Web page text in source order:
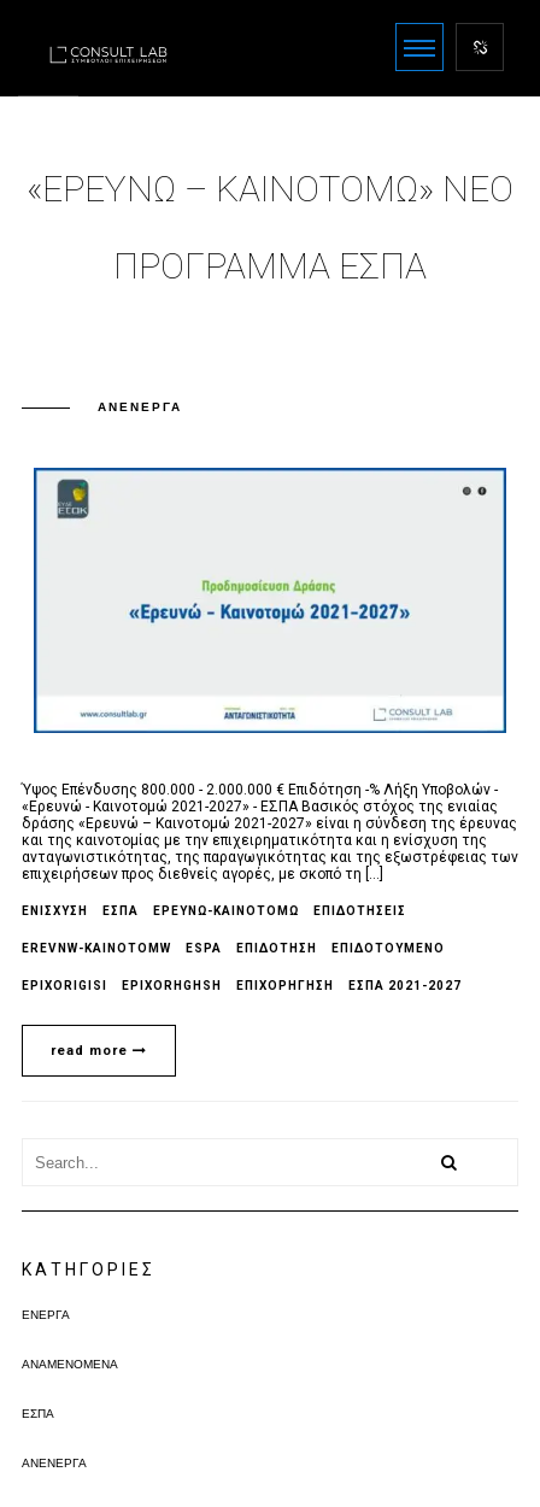
«ΕΡΕΥΝΏ – ΚΑΙΝΟΤΟΜΏ» ΝΈΟ
ΠΡΌΓΡΑΜΜΑ ΕΣΠΑ
ΑΝΕΝΕΡΓΆ
Ύψος Επένδυσης 800.000 - 2.000.000 € Επιδότηση -% Λήξη Υποβολών -
«Ερευνώ - Καινοτομώ 2021-2027» - ΕΣΠΑ Βασικός στόχος της ενιαίας
δράσης «Ερευνώ – Καινοτομώ 2021-2027» είναι η σύνδεση της έρευνας
και της καινοτομίας με την επιχειρηματικότητα και η ενίσχυση της
ανταγωνιστικότητας, της παραγωγικότητας και της εξωστρέφειας των
επιχειρήσεων προς διεθνείς αγορές, με σκοπό τη [...]
ΕΝΙΣΧΥΣΗ ΕΣΠΑ ΕΡΕΥΝΏ-ΚΑΙΝΟΤΟΜΏ ΕΠΙΔΟΤΗΣΕΙΣ
EREVNW-KAINOTOMW ESPA ΕΠΙΔΟΤΗΣΗ ΕΠΙΔΟΤΟΥΜΕΝΟ
EPIXORIGISI EPIXORHGHSH ΕΠΙΧΟΡΉΓΗΣΗ ΕΣΠΑ 2021-2027
read more
KΑΤΗΓΟΡΊΕΣ
ΕΝΕΡΓΆ
ΑΝΑΜΕΝΌΜΕΝΑ
ΕΣΠΑ
ΑΝΕΝΕΡΓΆ